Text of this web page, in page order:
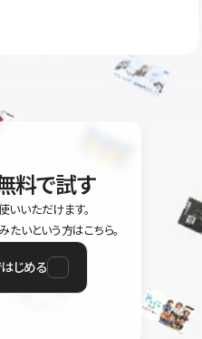
ミュニティもご利用ください。
料で試す
いただけます。
いという方はこちら。
じめる